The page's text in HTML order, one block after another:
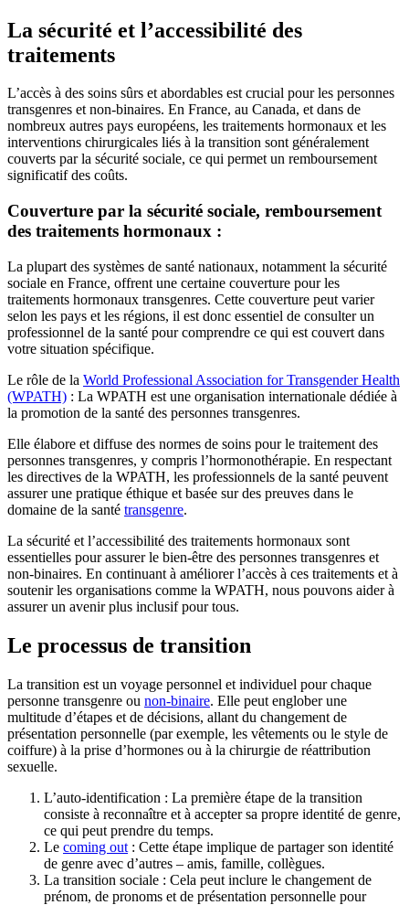
La sécurité et l’accessibilité des
traitements
L’accès à des soins sûrs et abordables est crucial pour les personnes
transgenres et non-binaires. En France, au Canada, et dans de
nombreux autres pays européens, les traitements hormonaux et les
interventions chirurgicales liés à la transition sont généralement
couverts par la sécurité sociale, ce qui permet un remboursement
significatif des coûts.
Couverture par la sécurité sociale, remboursement
des traitements hormonaux :
La plupart des systèmes de santé nationaux, notamment la sécurité
sociale en France, offrent une certaine couverture pour les
traitements hormonaux transgenres. Cette couverture peut varier
selon les pays et les régions, il est donc essentiel de consulter un
professionnel de la santé pour comprendre ce qui est couvert dans
votre situation spécifique.
Le rôle de la World Professional Association for Transgender Health
(WPATH) : La WPATH est une organisation internationale dédiée à
la promotion de la santé des personnes transgenres.
Elle élabore et diffuse des normes de soins pour le traitement des
personnes transgenres, y compris l’hormonothérapie. En respectant
les directives de la WPATH, les professionnels de la santé peuvent
assurer une pratique éthique et basée sur des preuves dans le
domaine de la santé transgenre.
La sécurité et l’accessibilité des traitements hormonaux sont
essentielles pour assurer le bien-être des personnes transgenres et
non-binaires. En continuant à améliorer l’accès à ces traitements et à
soutenir les organisations comme la WPATH, nous pouvons aider à
assurer un avenir plus inclusif pour tous.
Le processus de transition
La transition est un voyage personnel et individuel pour chaque
personne transgenre ou non-binaire. Elle peut englober une
multitude d’étapes et de décisions, allant du changement de
présentation personnelle (par exemple, les vêtements ou le style de
coiffure) à la prise d’hormones ou à la chirurgie de réattribution
sexuelle.
L’auto-identification : La première étape de la transition
consiste à reconnaître et à accepter sa propre identité de genre,
ce qui peut prendre du temps.
Le coming out : Cette étape implique de partager son identité
de genre avec d’autres – amis, famille, collègues.
La transition sociale : Cela peut inclure le changement de
prénom, de pronoms et de présentation personnelle pour